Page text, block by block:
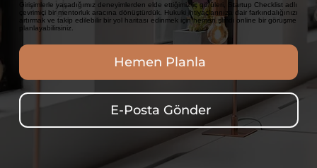
Girişimlerle yaşadığımız deneyimlerden elde ettiğimiz iç görüleri, Startup Checklist adlı
çevrimiçi bir mentorluk aracına dönüştürdük. Hukuki ihtiyaçlarınıza dair farkındalığınızı
artırmak ve takip edilebilir bir yol haritası edinmek için hemen şimdi online bir görüşme
planlayabilirsiniz.
Hemen Planla
E-Posta Gönder